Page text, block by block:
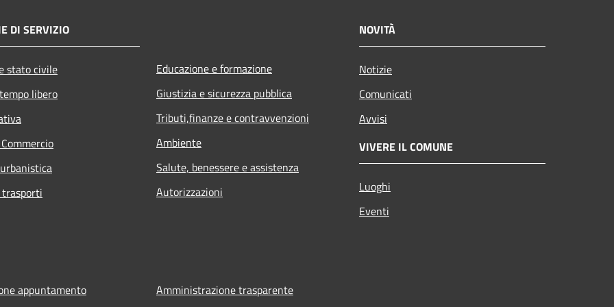
DI SERVIZIO
stato civile
libero
Educazione e formazione
Giustizia e sicurezza pubblica
Tributi,finanze e contravvenzioni
Ambiente
Salute, benessere e assistenza
Autorizzazioni
NOVITÀ
Notizie
Comunicati
Avvisi
VIVERE IL COMUNE
Luoghi
Eventi
appuntamento
Amministrazione trasparente